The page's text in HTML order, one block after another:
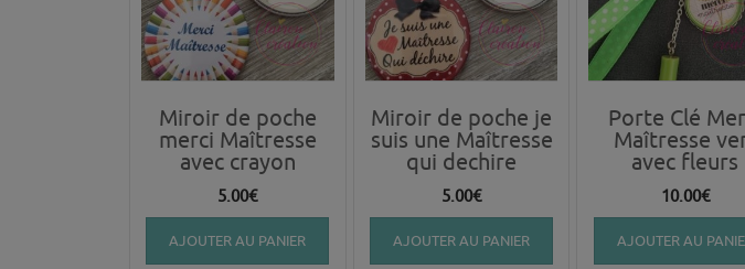
Miroir de poche
merci Maîtresse
avec crayon
5.00€
AJOUTER AU PANIER
Miroir de poche je
suis une Maîtresse
qui dechire
5.00€
AJOUTER AU PANIER
Porte Clé
Maîtresse
avec fleurs
10.00€
AJOUTER AU